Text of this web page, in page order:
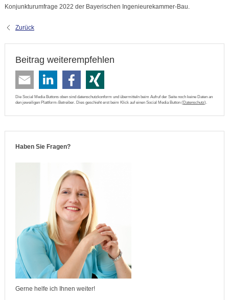
Konjunkturumfrage 2022 der Bayerischen Ingenieurekammer-Bau.
Zurück
Beitrag weiterempfehlen
Die Social Media Buttons oben sind datenschutzkonform und übermitteln beim Aufruf der Seite noch keine Daten an
den jeweiligen Plattform-Betreiber. Dies geschieht erst beim Klick auf einen Social Media Button (Datenschutz).
Haben Sie Fragen?
Gerne helfe ich Ihnen weiter!